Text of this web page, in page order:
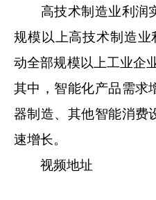
高技术制造业利润实
规模以上高技术制造业
动全部规模以上工业企
其中，智能化产品需求
器制造、其他智能消费
速增长。
视频地址